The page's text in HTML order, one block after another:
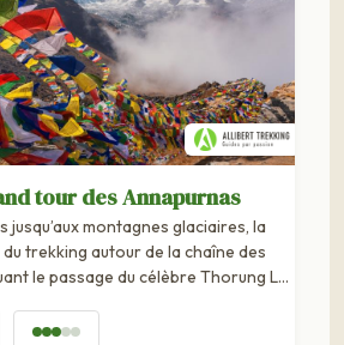
tour des Annapurnas
jusqu’aux montagnes glaciaires, la
trekking autour de la chaîne des
le passage du célèbre Thorung La